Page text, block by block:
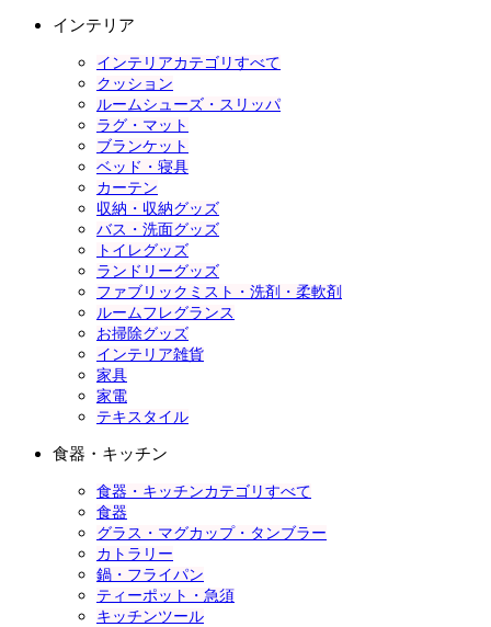
インテリア
インテリアカテゴリすべて
クッション
ルームシューズ・スリッパ
ラグ・マット
ブランケット
ベッド・寝具
カーテン
収納・収納グッズ
バス・洗面グッズ
トイレグッズ
ランドリーグッズ
ファブリックミスト・洗剤・柔軟剤
ルームフレグランス
お掃除グッズ
インテリア雑貨
家具
家電
テキスタイル
食器・キッチン
食器・キッチンカテゴリすべて
食器
グラス・マグカップ・タンブラー
カトラリー
鍋・フライパン
ティーポット・急須
キッチンツール